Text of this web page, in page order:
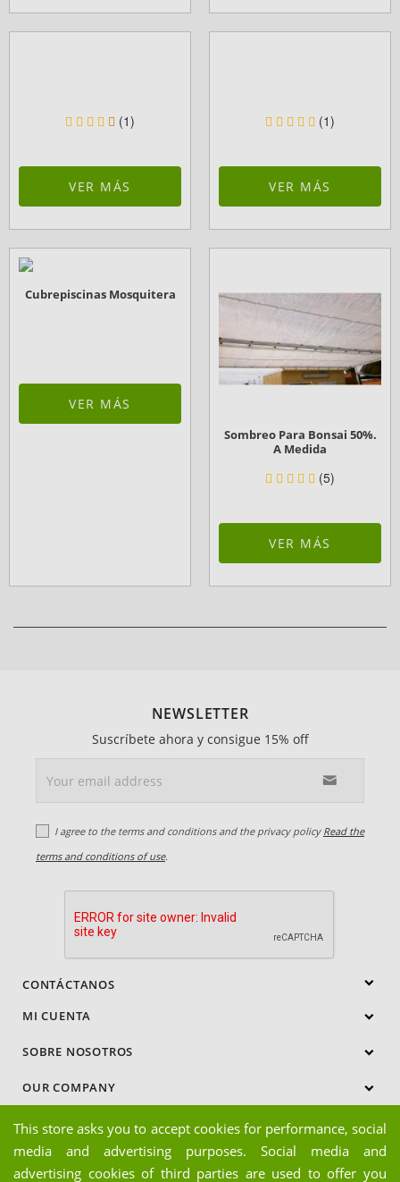
VER MÁS
(1)
VER MÁS
(1)
Cubrepiscinas Mosquitera
VER MÁS
Sombreo Para Bonsai 50%.
A Medida
VER MÁS
(5)
NEWSLETTER
Suscríbete ahora y consigue 15% off
I agree to the terms and conditions and the privacy policy Read the
terms and conditions of use.
CONTÁCTANOS 
MI CUENTA 
SOBRE NOSOTROS 
OUR COMPANY 
Facebook
This store asks you to accept cookies for performance, social
media and advertising purposes. Social media and
advertising cookies of third parties are used to offer you